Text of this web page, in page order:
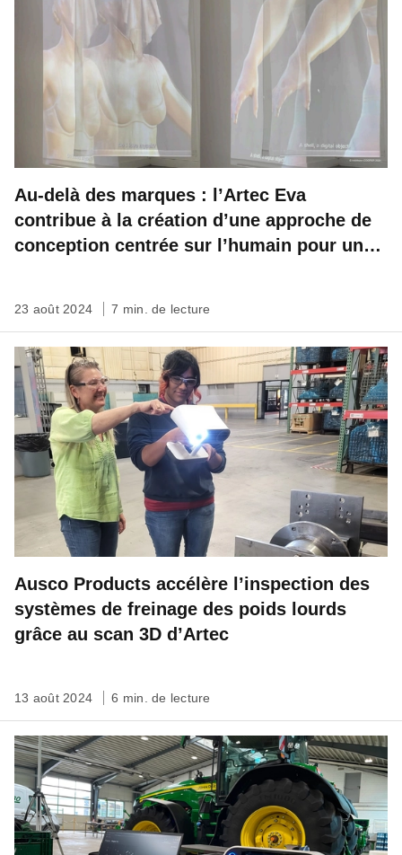
Au-delà des marques : l’Artec Eva
contribue à la création d’une approche de
conception centrée sur l’humain pour une
23 août 2024 7 min. de lecture
Ausco Products accélère l’inspection des
systèmes de freinage des poids lourds
grâce au scan 3D d’Artec
13 août 2024 6 min. de lecture